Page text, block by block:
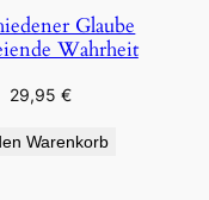
Glaube
Wahrheit
29,95€
Warenkorb